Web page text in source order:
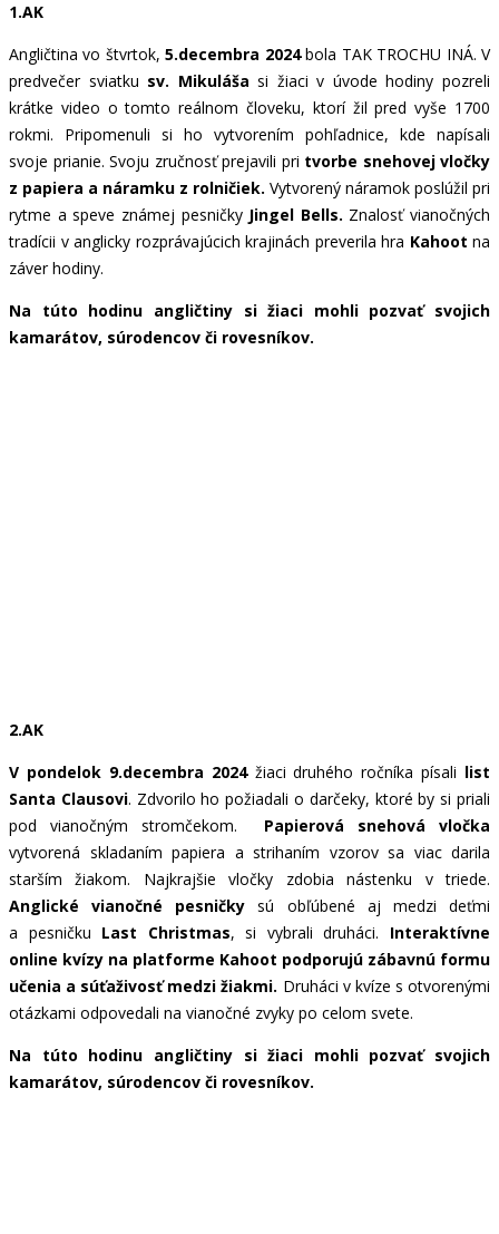
1.AK
Angličtina vo štvrtok,5.decembra 2024bola TAK TROCHU INÁ. V
predvečer sviatku sv. Mikuláša si žiaci v úvode hodiny pozreli
krátke video o tomto reálnom človeku, ktorí žil pred vyše 1700
rokmi. Pripomenuli si ho vytvorením pohľadnice, kde napísali
svoje prianie. Svoju zručnosť prejavili pri tvorbe snehovej vločky
z papiera a náramku z rolničiek. Vytvorený náramok poslúžil pri
rytme a speve známej pesničky Jingel Bells. Znalosť vianočných
tradícii v anglicky rozprávajúcich krajinách preverila hra Kahoot na
záver hodiny.
Na túto hodinu angličtiny si žiaci mohli pozvať svojich
kamarátov, súrodencov či rovesníkov.
2.AK
V pondelok 9.decembra 2024žiaci druhého ročníka písali list
Santa Clausovi. Zdvorilo ho požiadali o darčeky, ktoré by si priali
pod vianočným stromčekom. Papierová snehová vločka
vytvorená skladaním papiera a strihaním vzorov sa viac darila
starším žiakom. Najkrajšie vločky zdobia nástenku v triede.
Anglické vianočné pesničky sú obľúbené aj medzi deťmi
a pesničku Last Christmas, si vybrali druháci. Interaktívne
online kvízy na platforme Kahoot podporujú zábavnú formu
učenia a súťaživosť medzi žiakmi. Druháci v kvíze s otvorenými
otázkami odpovedali na vianočné zvyky po celom svete.
Na túto hodinu angličtiny si žiaci mohli pozvať svojich
kamarátov, súrodencov či rovesníkov.